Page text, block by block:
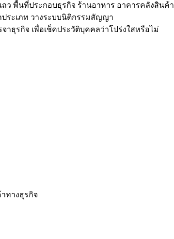
พื้นที่ประกอบธุรกิจ ร้านอาหาร อาคารคลังสินค้า
ระเภท วางระบบนิติกรรมสัญญา
ธุรกิจ เพื่อเช็คประวัติบุคคลว่าโปร่งใสหรือไม่
ทางธุรกิจ